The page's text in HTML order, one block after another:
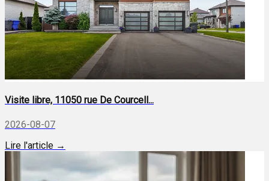
Visite libre, 11050 rue De Courcell...
2026-08-07
Lire l'article →